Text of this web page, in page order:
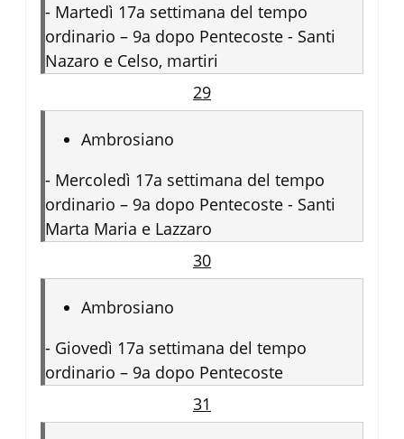
- Martedì 17a settimana del tempo
ordinario – 9a dopo Pentecoste - Santi
Nazaro e Celso, martiri
29
Ambrosiano
- Mercoledì 17a settimana del tempo
ordinario – 9a dopo Pentecoste - Santi
Marta Maria e Lazzaro
30
Ambrosiano
- Giovedì 17a settimana del tempo
ordinario – 9a dopo Pentecoste
31